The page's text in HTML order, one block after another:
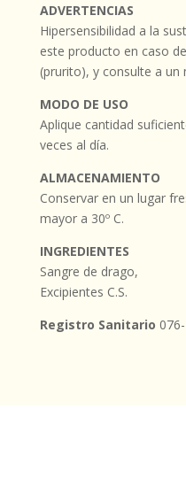
ADVERTENCIAS
Hipersensibilidad a la
este producto en caso
(prurito), y consulte a
MODO DE USO
Aplique cantidad
veces al día.
ALMACENAMIENTO
Conservar en un lugar
mayor a 30º C.
INGREDIENTES
Sangre de drago,
Excipientes C.S.
Registro Sanitario